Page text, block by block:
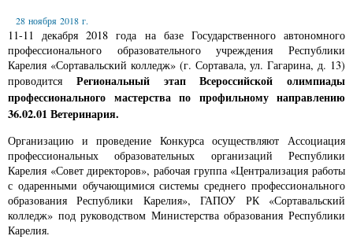
28 ноября 2018 г.
11-11 декабря 2018 года на базе Государственного автономного
профессионального образовательного учреждения Республики
Карелия «Сортавальский колледж» (г. Сортавала, ул. Гагарина, д. 13)
проводится Региональный этап Всероссийской олимпиады
профессионального мастерства по профильному направлению
36.02.01 Ветеринария.
Организацию и проведение Конкурса осуществляют Ассоциация
профессиональных образовательных организаций Республики
Карелия «Совет директоров», рабочая группа «Централизация работы
с одаренными обучающимися системы среднего профессионального
образования Республики Карелия», ГАПОУ РК «Сортавальский
колледж» под руководством Министерства образования Республики
Карелия.